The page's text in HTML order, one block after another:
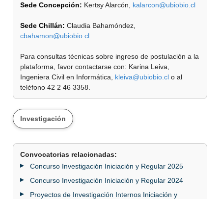
Sede Concepción: Kertsy Alarcón, kalarcon@ubiobio.cl
Sede Chillán: Claudia Bahamóndez,
cbahamon@ubiobio.cl
Para consultas técnicas sobre ingreso de postulación a la
plataforma, favor contactarse con: Karina Leiva,
Ingeniera Civil en Informática, kleiva@ubiobio.cl o al
teléfono 42 2 46 3358.
Investigación
Convocatorias relacionadas:
Concurso Investigación Iniciación y Regular 2025
Concurso Investigación Iniciación y Regular 2024
Proyectos de Investigación Internos Iniciación y